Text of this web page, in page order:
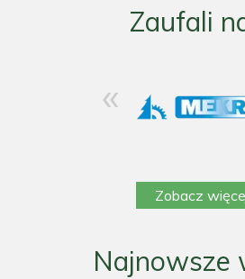
Zaufali
«
Zobacz
Najnowsze